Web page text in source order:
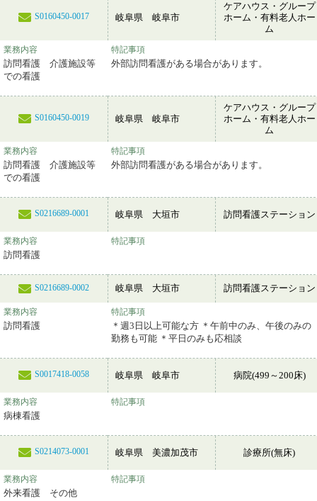
S0160450-0017 岐阜県 岐阜市
ケアハウス・グループ
ホーム・有料老人ホー
ム
業務内容
訪問看護 介護施設等
での看護
特記事項
外部訪問看護がある場合があります。
S0160450-0019 岐阜県 岐阜市
ケアハウス・グループ
ホーム・有料老人ホー
ム
業務内容
訪問看護 介護施設等
での看護
特記事項
外部訪問看護がある場合があります。
S0216689-0001 岐阜県 大垣市 訪問看護ステーション
業務内容
訪問看護
特記事項
S0216689-0002 岐阜県 大垣市 訪問看護ステーション
業務内容
訪問看護
特記事項
＊週3日以上可能な方 ＊午前中のみ、午後のみの
勤務も可能 ＊平日のみも応相談
S0017418-0058 岐阜県 岐阜市 病院(499～200床)
業務内容
病棟看護
特記事項
S0214073-0001 岐阜県 美濃加茂市 診療所(無床)
業務内容
外来看護 その他
特記事項